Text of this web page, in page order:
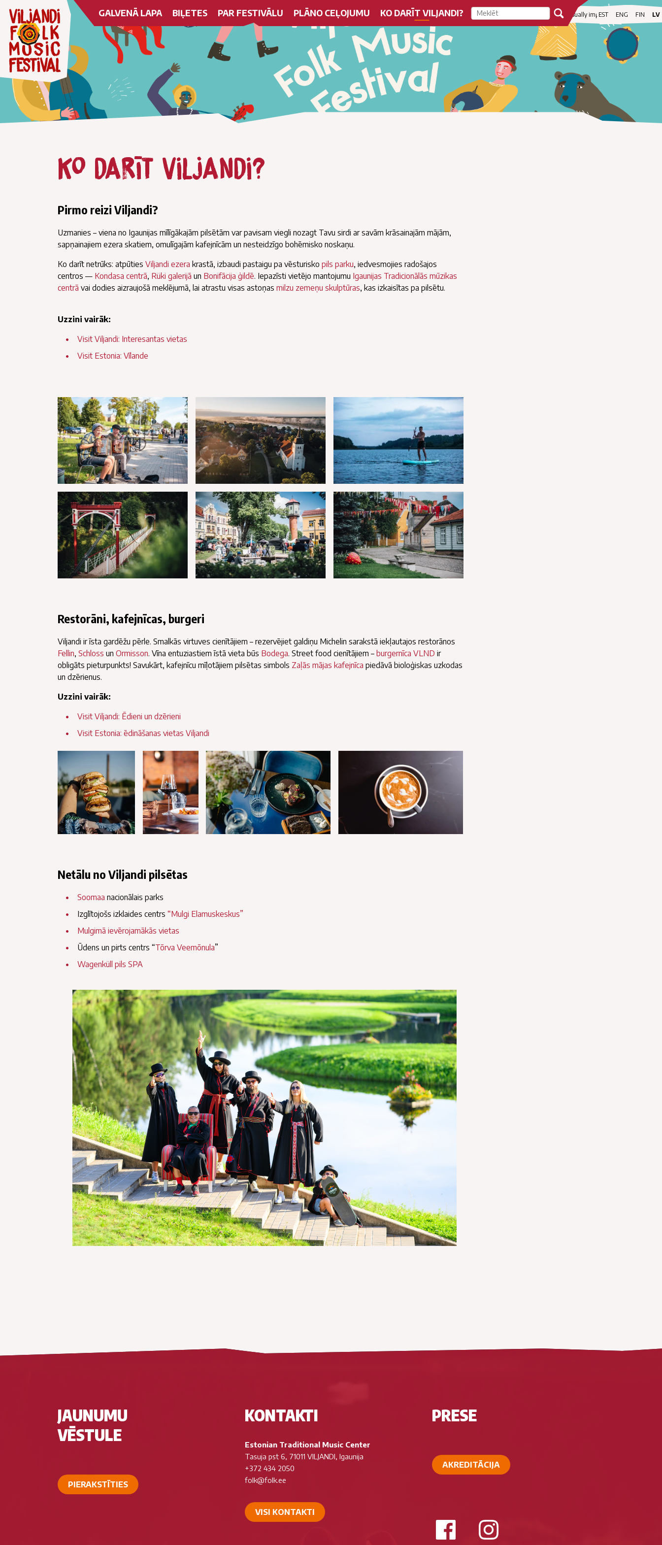
For visually impaired
EST ENG FIN LV
GALVENĀ LAPA BIĻETES PAR FESTIVĀLU PLĀNO CEĻOJUMU KO DARĪT VILJANDI?
Ko darīt Viljandi?
Pirmo reizi Viljandi?
Uzmanies – viena no Igaunijas mīlīgākajām pilsētām var pavisam viegli nozagt Tavu sirdi ar savām krāsainajām mājām,
sapņainajiem ezera skatiem, omulīgajām kafejnīcām un nesteidzīgo bohēmisko noskaņu.
Ko darīt netrūks: atpūties Viljandi ezera krastā, izbaudi pastaigu pa vēsturisko pils parku, iedvesmojies radošajos
centros — Kondasa centrā, Rüki galerijā un Bonifācija ģildē. Iepazīsti vietējo mantojumu Igaunijas Tradicionālās mūzikas
centrā vai dodies aizraujošā meklējumā, lai atrastu visas astoņas milzu zemeņu skulptūras, kas izkaisītas pa pilsētu.
Uzzini vairāk:
Visit Viljandi: Interesantas vietas
Visit Estonia: Vīlande
Restorāni, kafejnīcas, burgeri
Viljandi ir īsta gardēžu pērle. Smalkās virtuves cienītājiem – rezervējiet galdiņu Michelin sarakstā iekļautajos restorānos
Fellin, Schloss un Ormisson. Vīna entuziastiem īstā vieta būs Bodega. Street food cienītājiem – burgernīca VLND ir
obligāts pieturpunkts! Savukārt, kafejnīcu mīļotājiem pilsētas simbols Zaļās mājas kafejnīca piedāvā bioloģiskas uzkodas
un dzērienus.
Uzzini vairāk:
Visit Viljandi: Ēdieni un dzērieni
Visit Estonia: ēdināšanas vietas Viljandi
Netālu no Viljandi pilsētas
Soomaa nacionālais parks
Izglītojošs izklaides centrs “Mulgi Elamuskeskus”
Mulgimā ievērojamākās vietas
Ūdens un pirts centrs “Tõrva Veemõnula”
Wagenküll pils SPA
JAUNUMU
VĒSTULE
PIERAKSTĪTIES
KONTAKTI
Estonian Traditional Music Center
Tasuja pst 6, 71011 VILJANDI, Igaunija
+372 434 2050
folk@folk.ee
VISI KONTAKTI
PRESE
AKREDITĀCIJA